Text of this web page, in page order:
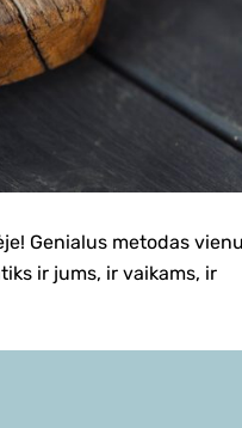
Genialus metodas vienu
ir jums, ir vaikams, ir